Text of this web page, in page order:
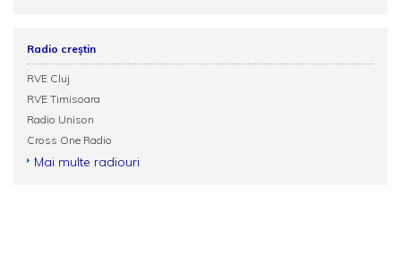
Radio creștin
RVE Cluj
RVE Timisoara
Radio Unison
Cross One Radio
Mai multe radiouri